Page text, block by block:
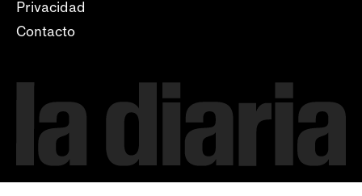
Privacidad
Contacto